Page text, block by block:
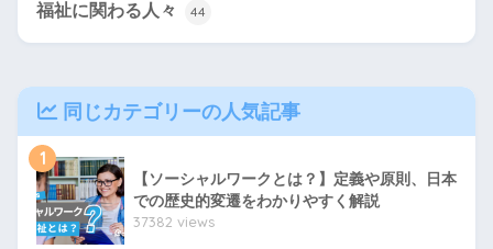
福祉に関わる人々 44
同じカテゴリーの人気記事
1
【ソーシャルワークとは？】定義や原則、日本
での歴史的変遷をわかりやすく解説
37382 views